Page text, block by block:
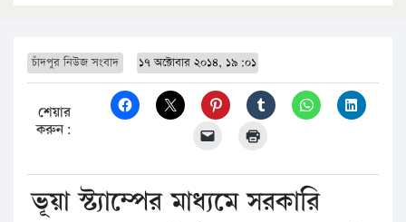
চাঁদপুর নিউজ সংবাদ ১৭ অক্টোবার ২০১৪, ১৯:০১
শেয়ার
করুন:
ভূয়া স্ট্যাম্পের মাধ্যমে সরকারি